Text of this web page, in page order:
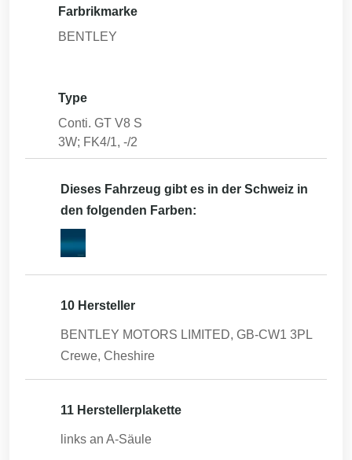
Farbrikmarke
BENTLEY
Type
Conti. GT V8 S
3W; FK4/1, -/2
Dieses Fahrzeug gibt es in der Schweiz in
den folgenden Farben:
10 Hersteller
BENTLEY MOTORS LIMITED, GB-CW1 3PL
Crewe, Cheshire
11 Herstellerplakette
links an A-Säule